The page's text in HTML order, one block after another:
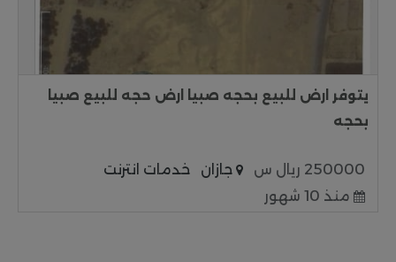
يتوفر ارض للبيع بحجه صبيا ارض حجه للبيع صبيا
بحجه
250000 ريال س جازان
خدمات انترنت
منذ 10 شهور